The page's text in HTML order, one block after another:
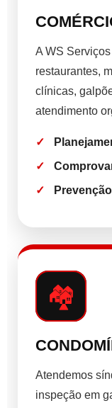
A WS
restaurantes,
clínicas,
atendimento
🏘️
Atendemos
inspeção em